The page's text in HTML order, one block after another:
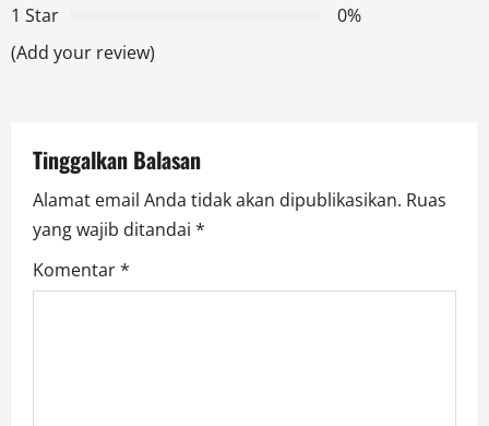
t
o
n
1 Star
0%
(Add your review)
Tinggalkan Balasan
Alamat email Anda tidak akan dipublikasikan. Ruas
yang wajib ditandai *
Komentar*